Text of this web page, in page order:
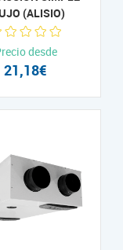
(ALISIO)
desde
21,18€